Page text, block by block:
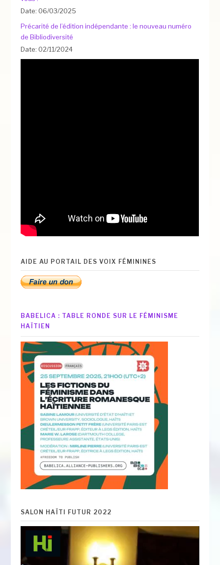
Date: 06/03/2025
Précarité de l’édition indépendante : le nouveau numéro
de Bibliodiversité
Date: 02/11/2024
AIDE AU PORTAIL DES VOIX FÉMININES
BABELICA : TABLE RONDE SUR LE FÉMINISME
HAÏTIEN
SALON HAÏTI FUTUR 2022